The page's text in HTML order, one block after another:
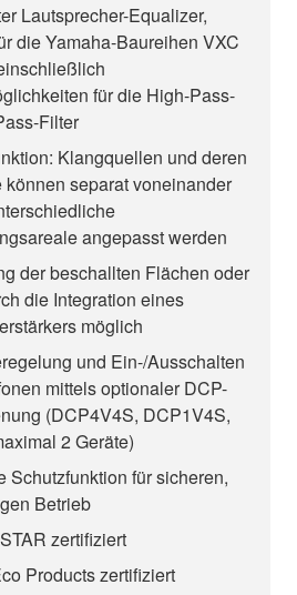
Lautsprecher-Equalizer,
die Yamaha-Baureihen VXC
für die High-Pass-
Filter
Klangquellen und deren
können separat voneinander
angepasst werden
der beschallten Flächen oder
die Integration eines
möglich
und Ein-/Ausschalten
mittels optionaler DCP-
(DCP4V4S, DCP1V4S,
2 Geräte)
Schutzfunktion für sicheren,
Betrieb
zertifiziert
Products zertifiziert